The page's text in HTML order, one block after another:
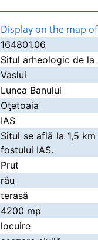
Display on the map
164801.06
Situl arheologic de la
Vaslui
Lunca Banului
Oţetoaia
IAS
Situl se află la 1,5
fostului IAS.
Prut
râu
terasă
4200 mp
locuire